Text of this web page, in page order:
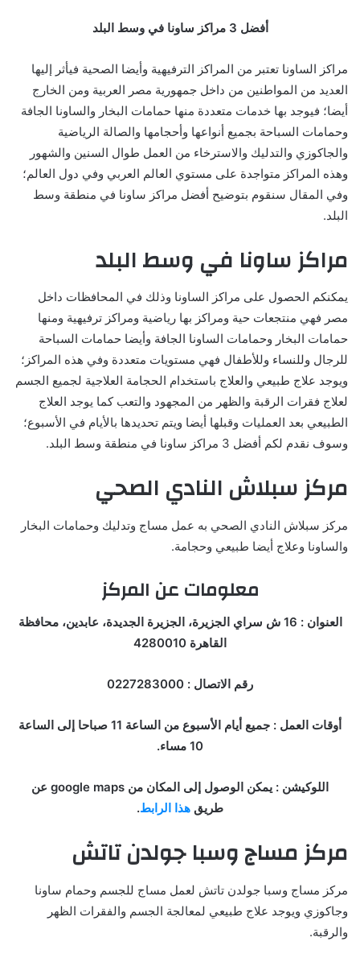
أفضل 3 مراكز ساونا في وسط البلد
مراكز الساونا تعتبر من المراكز الترفيهية وأيضا الصحية فيأثر إليها
العديد من المواطنين من داخل جمهورية مصر العربية ومن الخارج
أيضا؛ فيوجد بها خدمات متعددة منها حمامات البخار والساونا الجافة
وحمامات السباحة بجميع أنواعها وأحجامها والصالة الرياضية
والجاكوزي والتدليك والاسترخاء من العمل طوال السنين والشهور
وهذه المراكز متواجدة على مستوي العالم العربي وفي دول العالم؛
وفي المقال سنقوم بتوضيح أفضل مراكز ساونا في منطقة وسط
البلد.
مراكز ساونا في وسط البلد
يمكنكم الحصول على مراكز الساونا وذلك في المحافظات داخل
مصر فهي منتجعات حية ومراكز بها رياضية ومراكز ترفيهية ومنها
حمامات البخار وحمامات الساونا الجافة وأيضا حمامات السباحة
للرجال وللنساء وللأطفال فهي مستويات متعددة وفي هذه المراكز؛
ويوجد علاج طبيعي والعلاج باستخدام الحجامة العلاجية لجميع الجسم
لعلاج فقرات الرقبة والظهر من المجهود والتعب كما يوجد العلاج
الطبيعي بعد العمليات وقبلها أيضا ويتم تحديدها بالأيام في الأسبوع؛
وسوف نقدم لكم أفضل 3 مراكز ساونا في منطقة وسط البلد.
مركز سبلاش النادي الصحي
مركز سبلاش النادي الصحي به عمل مساج وتدليك وحمامات البخار
والساونا وعلاج أيضا طبيعي وحجامة.
معلومات عن المركز
العنوان : 16 ش سراي الجزيرة، الجزيرة الجديدة، عابدين، محافظة
القاهرة 4280010
رقم الاتصال : 0227283000
أوقات العمل : جميع أيام الأسبوع من الساعة 11 صباحا إلى الساعة
10 مساء.
اللوكيشن : يمكن الوصول إلى المكان من google maps عن
طريق هذا الرابط.
مركز مساج وسبا جولدن تاتش
مركز مساج وسبا جولدن تاتش لعمل مساج للجسم وحمام ساونا
وجاكوزي ويوجد علاج طبيعي لمعالجة الجسم والفقرات الظهر
والرقبة.